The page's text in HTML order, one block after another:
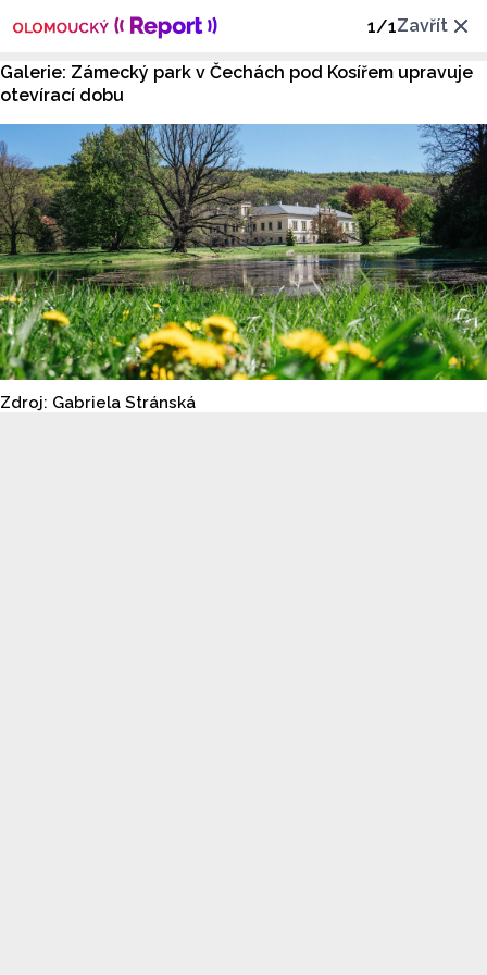
1/1Zavřít
Galerie: Zámecký park v Čechách pod Kosířem upravuje
otevírací dobu
Zdroj: Gabriela Stránská